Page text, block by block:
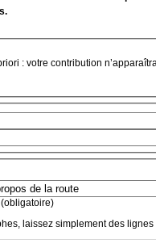
: votre contribution
laissez simplement des lignes